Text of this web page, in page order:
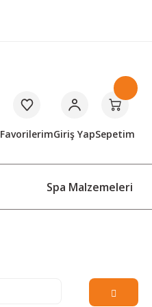
FavorilerimGiriş YapSepetim
Spa Malzemeleri